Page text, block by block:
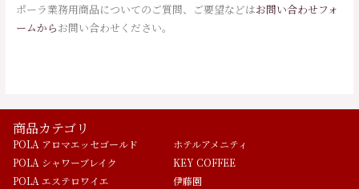
ポーラ業務用商品についてのご質問、ご要望などはお問い合わせフォ
ームからお問い合わせください。
商品カテゴリ
POLA アロマエッセゴールド
POLA シャワーブレイク
POLA エステロワイエ
ホテルアメニティ
KEY COFFEE
伊藤園